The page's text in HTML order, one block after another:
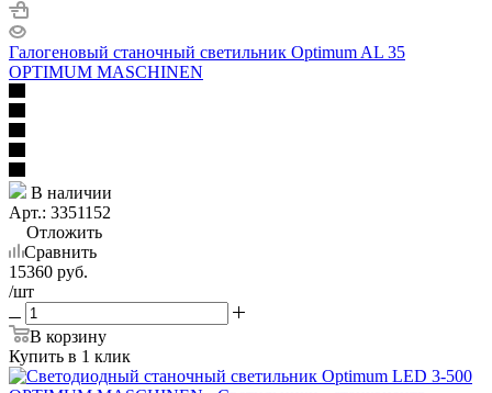
Галогеновый станочный светильник Optimum AL 35
OPTIMUM MASCHINEN
В наличии
Арт.: 3351152
Отложить
Сравнить
15360 руб.
/шт
В корзину
Купить в 1 клик